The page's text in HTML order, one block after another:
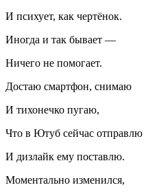
И психует, как чертёнок.
Иногда и так бывает —
Ничего не помогает.
Достаю смартфон, снимаю
И тихонечко пугаю,
Что в Ютуб сейчас отправлю
И дизлайк ему поставлю.
Моментально изменился,